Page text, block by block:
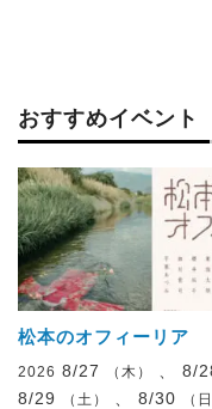
おすすめイベント
松本のオフィーリア
2026 8/27 （木） 、 8/
8/29
（土） 、 8/30 （